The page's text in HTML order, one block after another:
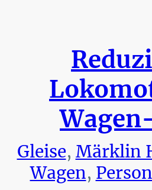
Gleise, Märklin
Wagen,